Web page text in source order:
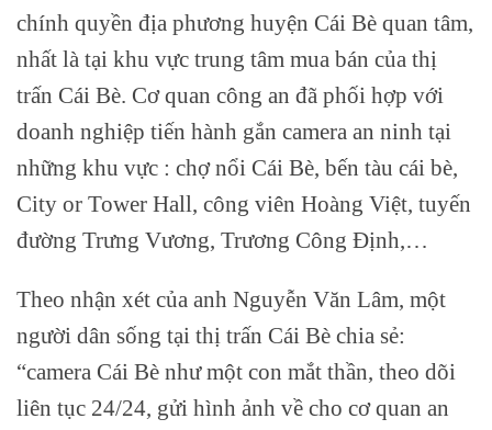
chính quyền địa phương huyện Cái Bè quan tâm,
nhất là tại khu vực trung tâm mua bán của thị
trấn Cái Bè. Cơ quan công an đã phối hợp với
doanh nghiệp tiến hành gắn camera an ninh tại
những khu vực : chợ nổi Cái Bè, bến tàu cái bè,
City or Tower Hall, công viên Hoàng Việt, tuyến
đường Trưng Vương, Trương Công Định,…
Theo nhận xét của anh Nguyễn Văn Lâm, một
người dân sống tại thị trấn Cái Bè chia sẻ:
“camera Cái Bè như một con mắt thần, theo dõi
liên tục 24/24, gửi hình ảnh về cho cơ quan an